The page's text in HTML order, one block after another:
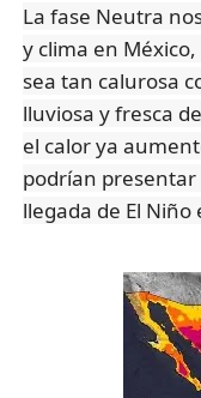
La fase Neutra
y clima en
sea tan calurosa
lluviosa y fresca
el calor ya
podrían presentar
llegada de El